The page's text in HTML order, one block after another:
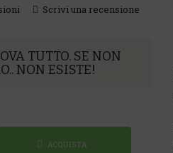
Scrivi una recensione
TUTTO. SE NON
NON ESISTE!
ACQUISTA
INTENSIVA CUOIO